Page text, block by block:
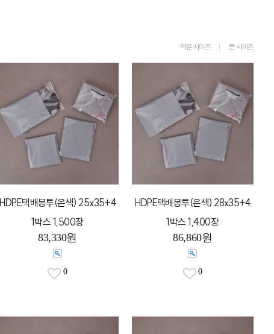
작은 사이즈 큰 사이즈
HDPE택배봉투(은색) 25x35+4
1박스 1,500장
83,330원
0
HDPE택배봉투(은색) 28x35+4
1박스 1,400장
86,860원
0